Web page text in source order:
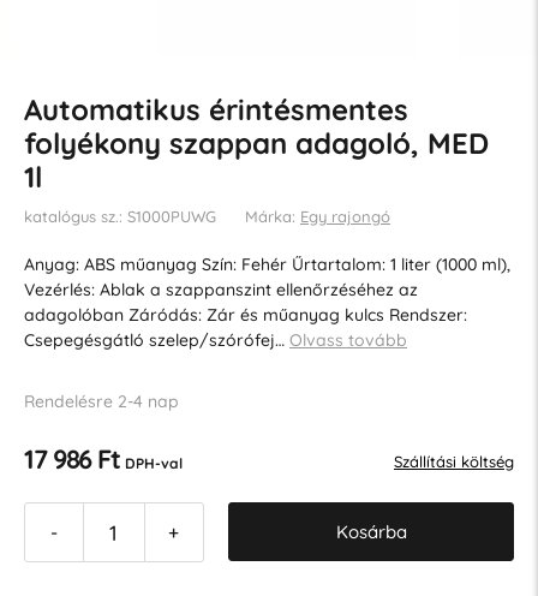
Automatikus érintésmentes
folyékony szappan adagoló, MED
1l
katalógus sz.: S1000PUWG Márka: Egy rajongó
Anyag: ABS műanyag Szín: Fehér Űrtartalom: 1 liter (1000 ml),
Vezérlés: Ablak a szappanszint ellenőrzéséhez az
adagolóban Záródás: Zár és műanyag kulcs Rendszer:
Csepegésgátló szelep/szórófej… Olvass tovább
Rendelésre 2-4 nap
17 986 Ft DPH-val Szállítási költség
- + Kosárba